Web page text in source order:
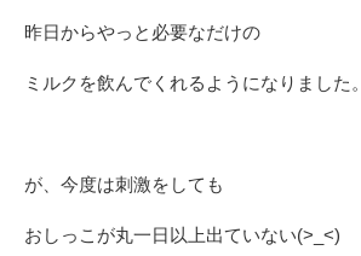
昨日からやっと必要なだけの
ミルクを飲んでくれるようになりました。
が、今度は刺激をしても
おしっこが丸一日以上出ていない(>_<)